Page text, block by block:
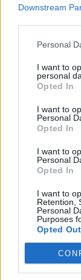
Downstream
Personal
I want to
personal
Opted In
I want to
Personal
Opted In
I want to
Personal
Opted In
I want to
Retention,
Personal
Purposes
Opted Out
Añadir un
🪐🚀
tus
esta
✨⭐
Letras Top
N O P